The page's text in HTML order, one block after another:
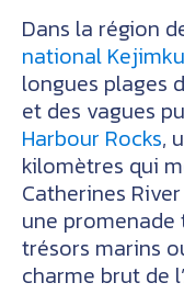
Dans la région
national
longues plages
et des vagues
Harbour Rocks,
kilomètres qui
Catherines
une promenade
trésors marins
charme brut de